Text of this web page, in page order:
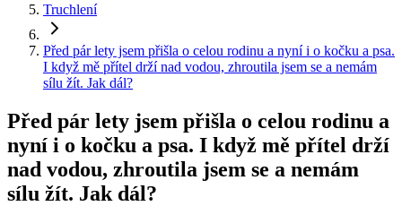
Truchlení
Před pár lety jsem přišla o celou rodinu a nyní i o kočku a psa.
I když mě přítel drží nad vodou, zhroutila jsem se a nemám
sílu žít. Jak dál?
Před pár lety jsem přišla o celou rodinu a
nyní i o kočku a psa. I když mě přítel drží
nad vodou, zhroutila jsem se a nemám
sílu žít. Jak dál?